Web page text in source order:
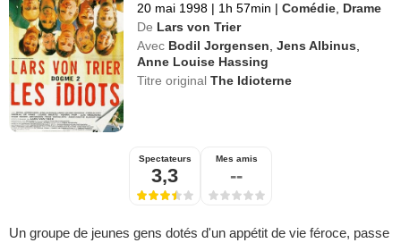
20 mai 1998 | 1h 57min | Comédie, Drame
De Lars von Trier
Avec Bodil Jorgensen,Jens Albinus,
Anne Louise Hassing
Titre originalThe Idioterne
Spectateurs
3,3
Mes amis
--
Un groupe de jeunes gens dotés d'un appétit de vie féroce, passe